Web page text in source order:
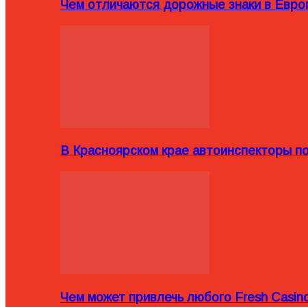
Чем отличаются дорожные знаки в
В Красноярском крае автоинспекторы
Чем может привлечь любого Fresh